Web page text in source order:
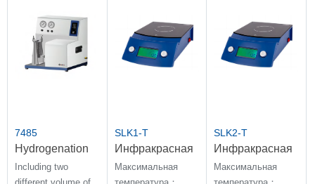
7485
Hydrogenation
Reactor
Including two
SLK1-T
Инфракрасная
горячая
пластина
Максимальная
SLK2-T
Инфракрасная
нагревательная
пластина
Максимальная